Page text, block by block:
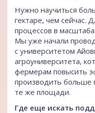
Нужно научиться
гектаре, чем сейчас.
процессов в
Мы уже начали
с университетом
агроуниверситета,
фермерам повысить
производить больше
те же площади.
Где еще искать